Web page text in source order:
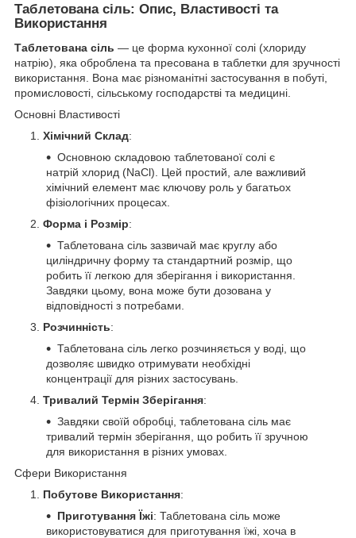
Таблетована сіль: Опис, Властивості та
Використання
Таблетована сіль — це форма кухонної солі (хлориду
натрію), яка оброблена та пресована в таблетки для зручності
використання. Вона має різноманітні застосування в побуті,
промисловості, сільському господарстві та медицині.
Основні Властивості
Хімічний Склад:
Основною складовою таблетованої солі є
натрій хлорид (NaCl). Цей простий, але важливий
хімічний елемент має ключову роль у багатьох
фізіологічних процесах.
Форма і Розмір:
Таблетована сіль зазвичай має круглу або
циліндричну форму та стандартний розмір, що
робить її легкою для зберігання і використання.
Завдяки цьому, вона може бути дозована у
відповідності з потребами.
Розчинність:
Таблетована сіль легко розчиняється у воді, що
дозволяє швидко отримувати необхідні
концентрації для різних застосувань.
Тривалий Термін Зберігання:
Завдяки своїй обробці, таблетована сіль має
тривалий термін зберігання, що робить її зручною
для використання в різних умовах.
Сфери Використання
Побутове Використання:
Приготування Їжі: Таблетована сіль може
використовуватися для приготування їжі, хоча в